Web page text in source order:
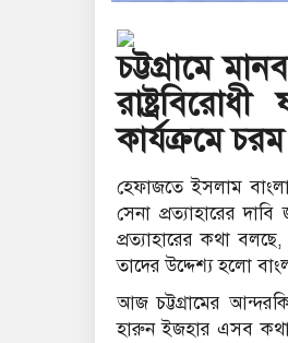
চট্টগ্রামে
কার্যক্রমে
হেফাজতে ইসলাম
সেনা প্রত্যাহারের
প্রত্যাহারের কথা
তাদের উদ্দেশ্য হলো
আজ চট্টগ্রামের
হারুন ইজহার এসব কথা